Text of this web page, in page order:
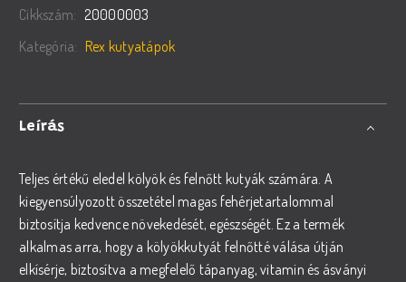
felnőtt
kutyáknak
Cikkszám: 20000003
Kategória: Rex kutyatápok
Leírás
Teljes értékű eledel kölyök és felnőtt kutyák számára. A
kiegyensúlyozott összetétel magas fehérjetartalommal
biztosítja kedvence növekedését, egészségét. Ez a termék
alkalmas arra, hogy a kölyökkutyát felnőtté válása útján
elkísérje, biztosítva a megfelelő tápanyag, vitamin és ásványi